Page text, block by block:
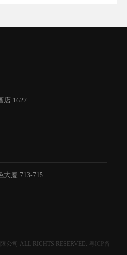
店 1627
大厦 713-715
公司 ALL RIGHTS RESERVED. 粤ICP备